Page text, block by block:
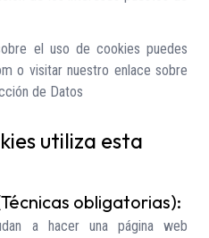
el uso de cookies puedes
o visitar nuestro enlace sobre
de Datos
utiliza esta
obligatorias):
a hacer una página web